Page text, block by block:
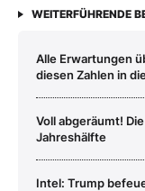
WEITERFÜHRENDE
Alle Erwartungen
diesen Zahlen in
Voll abgeräumt!
Jahreshälfte
Intel: Trump